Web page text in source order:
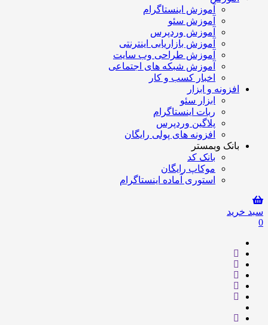
آموزش اینستاگرام
آموزش سئو
آموزش وردپرس
آموزش بازاریابی اینترنتی
آموزش طراحی وب سایت
آموزش شبکه های اجتماعی
اخبار کسب و کار
افزونه و ابزار
ابزار سئو
ربات اینستاگرام
پلاگین وردپرس
افزونه های پولی رایگان
بانک وبمستر
بانک کد
موکاپ رایگان
استوری آماده اینستاگرام
سبد خرید
0